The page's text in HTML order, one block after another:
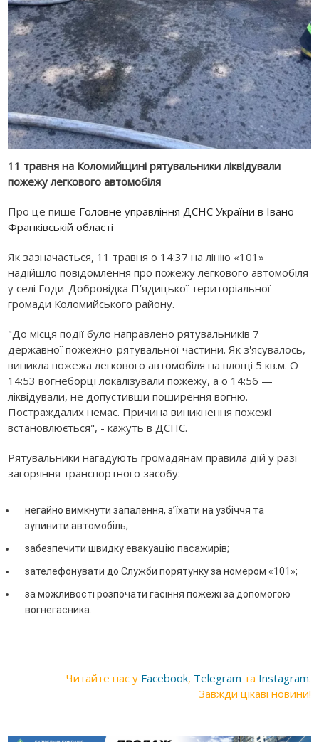
11 травня на Коломийщині рятувальники ліквідували
пожежу легкового автомобіля
Про це пише Головне управління ДСНС України в Івано-
Франківській області
Як зазначається, 11 травня о 14:37 на лінію «101»
надійшло повідомлення про пожежу легкового автомобіля
у селі Годи-Добровідка П’ядицької територіальної
громади Коломийського району.
"До місця події було направлено рятувальників 7
державної пожежно-рятувальної частини. Як з'ясувалось,
виникла пожежа легкового автомобіля на площі 5 кв.м. О
14:53 вогнеборці локалізували пожежу, а о 14:56 —
ліквідували, не допустивши поширення вогню.
Постраждалих немає. Причина виникнення пожежі
встановлюється", - кажуть в ДСНС.
Рятувальники нагадують громадянам правила дій у разі
загоряння транспортного засобу:
негайно вимкнути запалення, з’їхати на узбіччя та
зупинити автомобіль;
забезпечити швидку евакуацію пасажирів;
зателефонувати до Служби порятунку за номером «101»;
за можливості розпочати гасіння пожежі за допомогою
вогнегасника.
Читайте нас у Facebook, Telegram та Instagram.
Завжди цікаві новини!